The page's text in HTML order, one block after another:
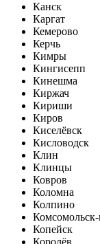
Канск
Каргат
Кемерово
Керчь
Кимры
Кингисепп
Кинешма
Киржач
Кириши
Киров
Киселёвск
Кисловодск
Клин
Клинцы
Ковров
Коломна
Колпино
Копейск
Королёв